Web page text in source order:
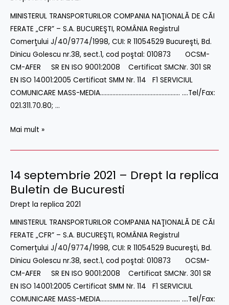
MINISTERUL TRANSPORTURILOR COMPANIA NAŢIONALĂ DE CĂI
FERATE „CFR” – S.A. BUCUREŞTI, ROMÂNIA Registrul
Comerţului J/40/9774/1998, CUI: R 11054529 Bucureşti, Bd.
Dinicu Golescu nr.38, sect.1, cod poştal: 010873 OCSM-
CM-AFER SR EN ISO 9001:2008 Certificat SMCNr. 301 SR
EN ISO 14001:2005 Certificat SMM Nr. 114 F1 SERVICIUL
COMUNICARE MASS-MEDIA……………………………………………. ….Tel/Fax:
021.311.70.80; …
Drept
la
replica
OBSERVATOR
ANTENA
1
Mai mult »
14 septembrie 2021 – Drept la replica
Buletin de Bucuresti
Drept la replica 2021
MINISTERUL TRANSPORTURILOR COMPANIA NAŢIONALĂ DE CĂI
FERATE „CFR” – S.A. BUCUREŞTI, ROMÂNIA Registrul
Comerţului J/40/9774/1998, CUI: R 11054529 Bucureşti, Bd.
Dinicu Golescu nr.38, sect.1, cod poştal: 010873 OCSM-
CM-AFER SR EN ISO 9001:2008 Certificat SMCNr. 301 SR
EN ISO 14001:2005 Certificat SMM Nr. 114 F1 SERVICIUL
COMUNICARE MASS-MEDIA……………………………………………. ….Tel/Fax:
14
septembrie
2021
Drept
la
replica
Buletin
de
Bucuresti